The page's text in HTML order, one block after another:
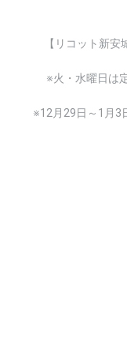
【リコット新安
※火・水曜日は
※12月29日～1月3